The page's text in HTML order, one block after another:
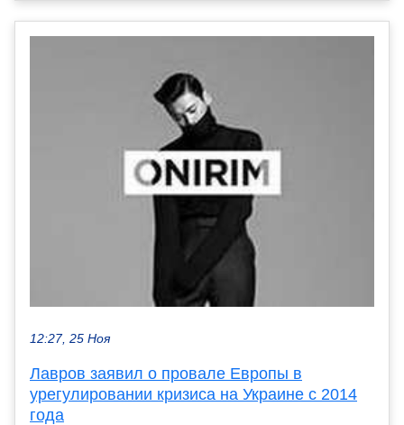
12:27, 25 Ноя
Лавров заявил о провале Европы в
урегулировании кризиса на Украине с 2014
года